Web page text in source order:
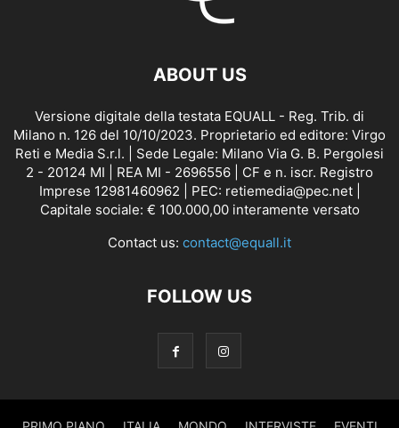
ABOUT US
Versione digitale della testata EQUALL - Reg. Trib. di
Milano n. 126 del 10/10/2023. Proprietario ed editore: Virgo
Reti e Media S.r.l. | Sede Legale: Milano Via G. B. Pergolesi
2 - 20124 MI | REA MI - 2696556 | CF e n. iscr. Registro
Imprese 12981460962 | PEC: retiemedia@pec.net |
Capitale sociale: € 100.000,00 interamente versato
Contact us: contact@equall.it
FOLLOW US